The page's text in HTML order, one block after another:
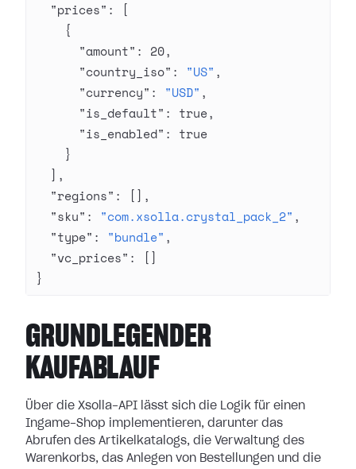
  "prices"
: [
    {
      "amount"
: 20,
      "country_iso"
: "US" ,
      "currency"
: "USD" ,
      "is_default"
: true,
      "is_enabled"
: true
    }
  ],
  "regions"
: [],
  "sku"
: "com.xsolla.crystal_pack_2" ,
  "type"
: "bundle" ,
  "vc_prices"
: []
}
GRUNDLEGENDER
KAUFABLAUF
Über die Xsolla-API lässt sich die Logik für einen
Ingame-Shop implementieren, darunter das
Abrufen des Artikelkatalogs, die Verwaltung des
Warenkorbs, das Anlegen von Bestellungen und die